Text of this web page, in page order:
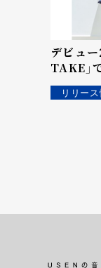
デビュ
TAKE」
かける少
配信リリ
リリース